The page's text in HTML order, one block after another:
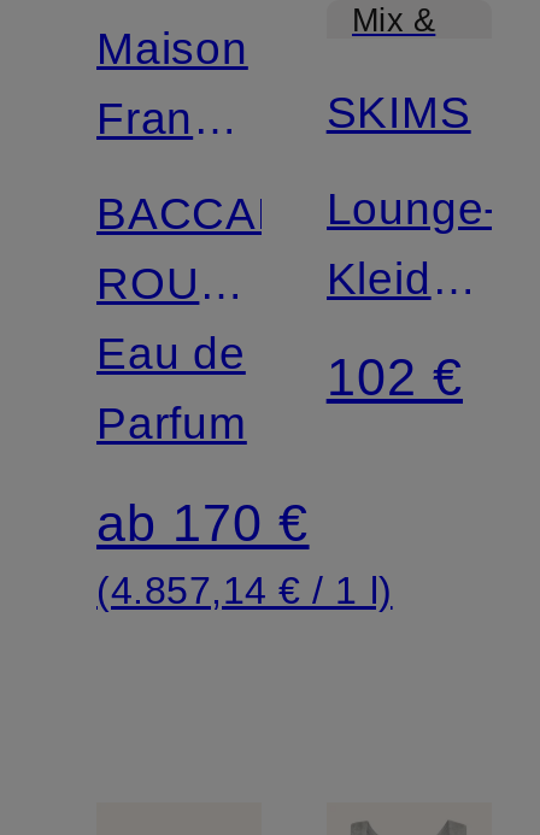
Maison
Francis
Kurkdjian
BACCARAT
ROUGE
540
Eau de
Parfum
ab 170 €
(4.857,14 € / 1 l)
Mix &
SKIMS
Lounge-
Kleid
SOFT
LOUNGE
102 €